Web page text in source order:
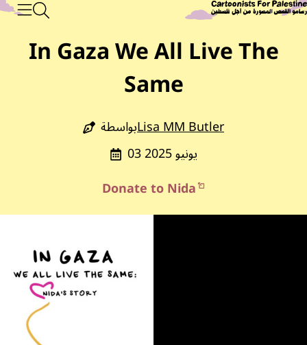
تجاوز إلى المحتوى الرئيسيرسامو القصص المصورة من أجل فلسطين Main Content
In Gaza We All Live The
Same
بواسطةLisa MM Butler
03 يونيو 2025
Donate to Nida